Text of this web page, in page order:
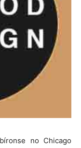
no Chicago